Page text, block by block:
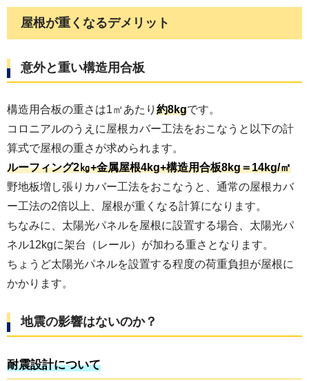
屋根が重くなるデメリット
意外と重い構造用合板
構造用合板の重さは1㎡あたり 約8kgです。
コロニアルのうえに屋根カバー工法をおこなうと以下の計
算式で屋根の重さが求められます。
ルーフィング2㎏+金属屋根4kg+構造用合板8kg＝14kg/㎡
野地板増し張りカバー工法をおこなうと、通常の屋根カバ
ー工法の2倍以上、屋根が重くなる計算になります。
ちなみに、太陽光パネルを屋根に設置する場合、太陽光パ
ネル12kgに架台（レール）が加わる重さとなります。
ちょうど太陽光パネルを設置する程度の荷重負担が屋根に
かかります。
地震の影響はないのか？
耐震設計について